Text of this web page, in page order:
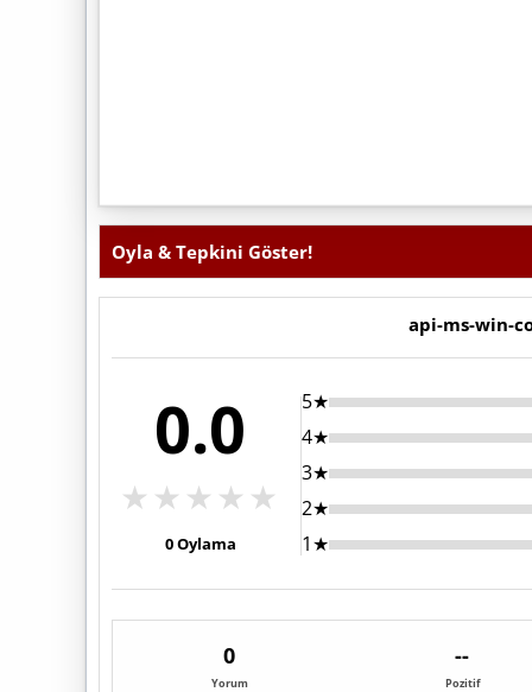
Oyla & Tepkini Göster!
api-ms-win-
0.0
★ ★ ★ ★ ★
0Oylama
5★
4★
3★
2★
1★
0
Yorum
--
Pozitif